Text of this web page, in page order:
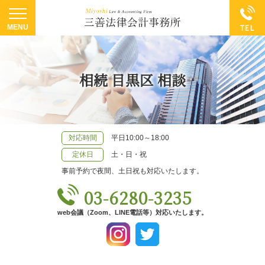
相続 目黒区 相談
対応時間
平日10:00～18:00
定休日
土・日・祝
事前予約で夜間、土日祝も対応いたします。
03-6280-3235
web会議（Zoom、LINE電話等）対応いたします。